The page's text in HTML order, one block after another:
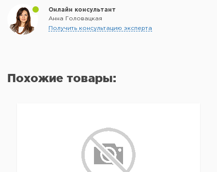
Онлайн консультант
Анна Головацкая
Получить консультацию эксперта
Похожие товары: